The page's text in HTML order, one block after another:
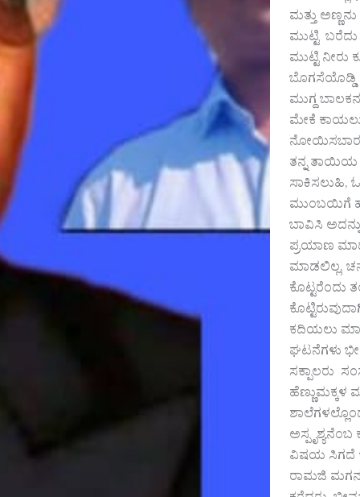
ಮತ್ತು
ಮುಟ್ಟಿ
ಮುಟ್ಟಿ
ಬೊಗಸೆಯೊಡ್ಡಿ
ಮುಗ್ದ
ಮೇಕೆ ಕಾಯಲು
ತನ್ನ ತಾಯಿಯ
ಸಾಕಿಸಲುಹಿ,
ಮುಂಬಯಿಗೆ
ಬಾವಿಸಿ
ಪ್ರಯಾಣ
ಮಾಡಲಿಲ್ಲ,
ಕದಿಯಲು
ಘಟನೆಗಳು
ಸಕ್ಪಾಲರು
ಹೆಣ್ಣುಮಕ್ಕಳ
ವಿಷಯ ಸಿಗದೆ
ರಾಮಜಿ